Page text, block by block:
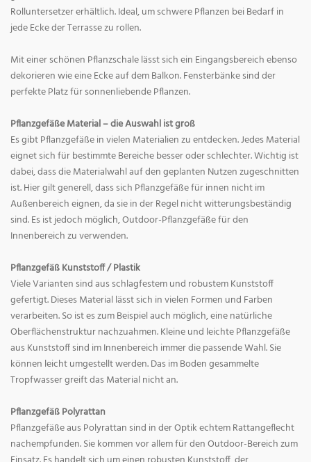
Rolluntersetzer erhältlich. Ideal, um schwere Pflanzen bei Bedarf in
jede Ecke der Terrasse zu rollen.
Mit einer schönen Pflanzschale lässt sich ein Eingangsbereich ebenso
dekorieren wie eine Ecke auf dem Balkon. Fensterbänke sind der
perfekte Platz für sonnenliebende Pflanzen.
Pflanzgefäße Material – die Auswahl ist groß
Es gibt Pflanzgefäße in vielen Materialien zu entdecken. Jedes Material
eignet sich für bestimmte Bereiche besser oder schlechter. Wichtig ist
dabei, dass die Materialwahl auf den geplanten Nutzen zugeschnitten
ist. Hier gilt generell, dass sich Pflanzgefäße für innen nicht im
Außenbereich eignen, da sie in der Regel nicht witterungsbeständig
sind. Es ist jedoch möglich, Outdoor-Pflanzgefäße für den
Innenbereich zu verwenden.
Pflanzgefäß Kunststoff / Plastik
Viele Varianten sind aus schlagfestem und robustem Kunststoff
gefertigt. Dieses Material lässt sich in vielen Formen und Farben
verarbeiten. So ist es zum Beispiel auch möglich, eine natürliche
Oberflächenstruktur nachzuahmen. Kleine und leichte Pflanzgefäße
aus Kunststoff sind im Innenbereich immer die passende Wahl. Sie
können leicht umgestellt werden. Das im Boden gesammelte
Tropfwasser greift das Material nicht an.
Pflanzgefäß Polyrattan
Pflanzgefäße aus Polyrattan sind in der Optik echtem Rattangeflecht
nachempfunden. Sie kommen vor allem für den Outdoor-Bereich zum